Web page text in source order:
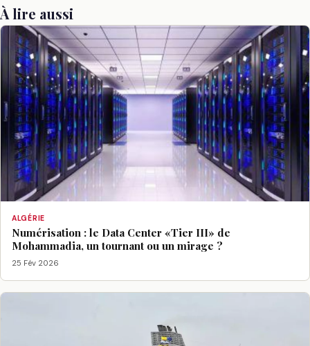
À lire aussi
ALGÉRIE
Numérisation : le Data Center «Tier III» de
Mohammadia, un tournant ou un mirage ?
25 Fév 2026